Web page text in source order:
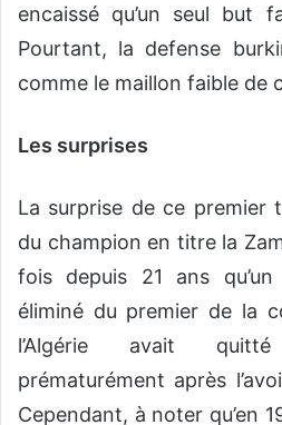
encaissé qu’un seul but
Pourtant, la defense
comme le maillon faible de
Les surprises
La surprise de ce premier
du champion en titre la
fois depuis 21 ans
éliminé du premier de la
l’Algérie avait
prématurément après
Cependant, à noter qu’en